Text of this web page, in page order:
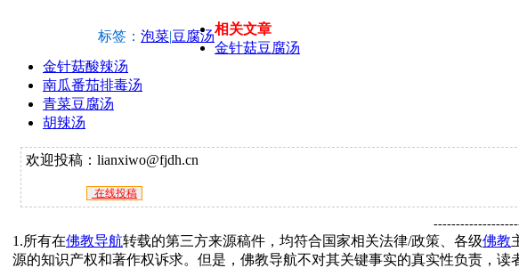
标签： 泡菜|豆腐汤相关文章
金针菇豆腐汤
金针菇酸辣汤
南瓜番茄排毒汤
青菜豆腐汤
胡辣汤
欢迎投稿：lianxiwo@fjdh.cn
在线投稿
1.所有在佛教导航转载的第三方来源稿件，均符合国家相关法律/政策、各级佛教
源的知识产权和著作权诉求。但是，佛教导航不对其关键事实的真实性负责，